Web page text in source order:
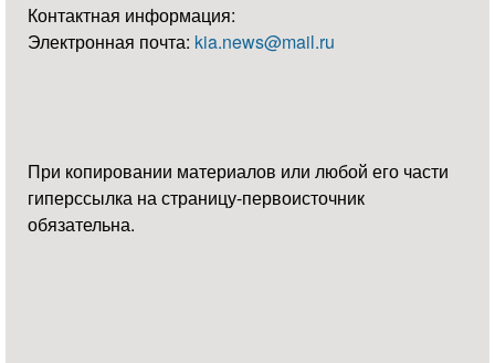
Контактная информация:
Электронная почта: kia.news@mail.ru
При копировании материалов или любой его части
гиперссылка на страницу-первоисточник
обязательна.